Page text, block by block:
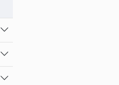
Vaihda alasvetovalikkoa
Vaihda alasvetovalikkoa
Vaihda alasvetovalikkoa